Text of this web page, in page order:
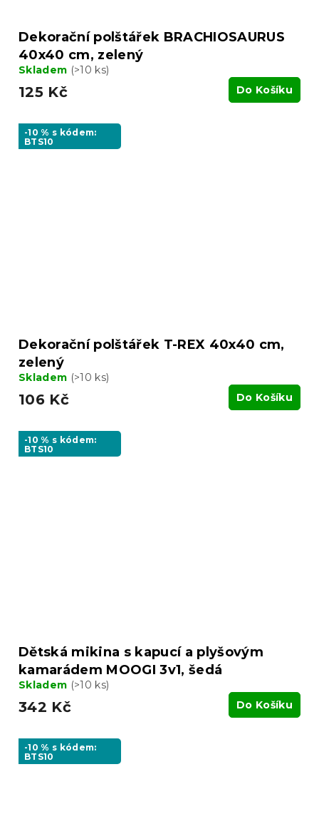
Dekorační polštářek BRACHIOSAURUS
40x40 cm, zelený
Skladem (>10 ks)
125 Kč Do Košíku
-10 % s kódem:
BTS10
Dekorační polštářek T-REX 40x40 cm,
zelený
Skladem (>10 ks)
106 Kč Do Košíku
-10 % s kódem:
BTS10
Dětská mikina s kapucí a plyšovým
kamarádem MOOGI 3v1, šedá
Skladem (>10 ks)
342 Kč Do Košíku
-10 % s kódem:
BTS10